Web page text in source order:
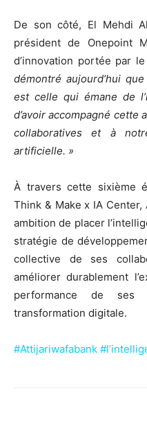
De son côté, El Mehdi
président de Onepoint
d’innovation portée par
démontré aujourd’hui
est celle qui émane de
d’avoir accompagné cette
collaboratives et à
artificielle. »
À travers cette sixième
Think & Make x IA
ambition de placer
stratégie de
collective de ses
améliorer durablement
performance de
transformation digitale.
#Attijariwafabank